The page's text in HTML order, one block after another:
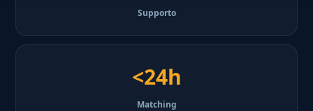
Supporto
<24h
Matching